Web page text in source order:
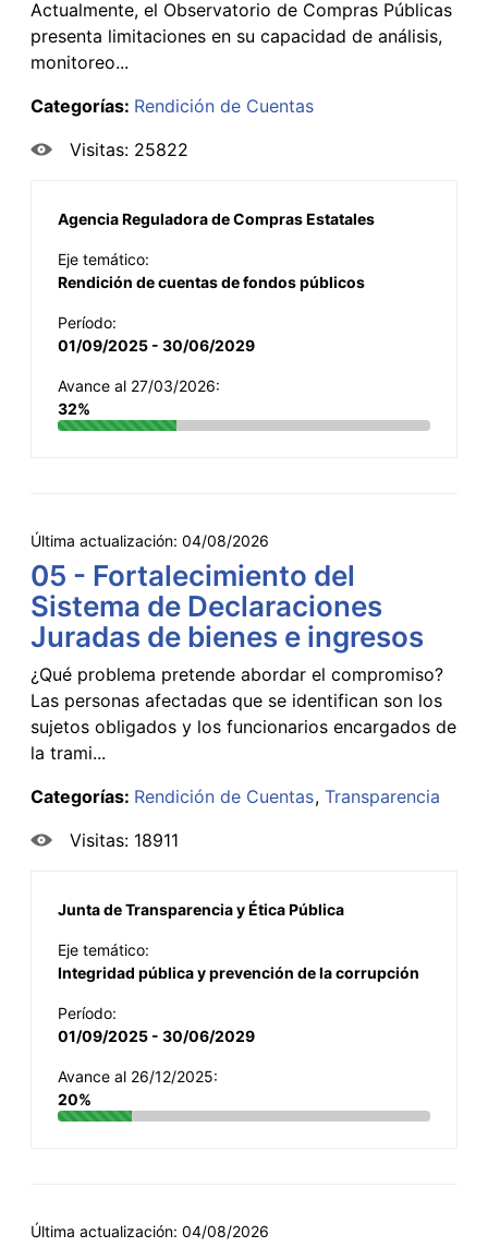
Actualmente, el Observatorio de Compras Públicas
presenta limitaciones en su capacidad de análisis,
monitoreo...
Categorías: Rendición de Cuentas
Visitas: 25822
Agencia Reguladora de Compras Estatales
Eje temático:
Rendición de cuentas de fondos públicos
Período:
01/09/2025 - 30/06/2029
Avance al 27/03/2026:
32%
Última actualización: 04/08/2026
05 - Fortalecimiento del
Sistema de Declaraciones
Juradas de bienes e ingresos
¿Qué problema pretende abordar el compromiso?
Las personas afectadas que se identifican son los
sujetos obligados y los funcionarios encargados de
la trami...
Categorías: Rendición de Cuentas Transparencia
Visitas: 18911
Junta de Transparencia y Ética Pública
Eje temático:
Integridad pública y prevención de la corrupción
Período:
01/09/2025 - 30/06/2029
Avance al 26/12/2025:
20%
Última actualización: 04/08/2026